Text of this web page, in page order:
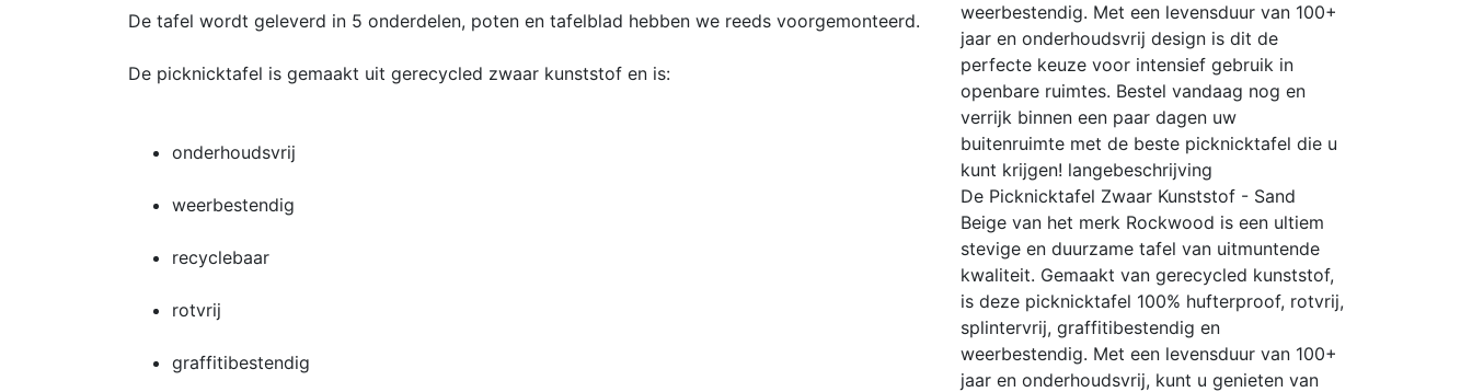
De tafel wordt geleverd in 5 onderdelen, poten en tafelblad hebben we reeds voorgemonteerd.
De picknicktafel is gemaakt uit gerecycled zwaar kunststof en is:
onderhoudsvrij
weerbestendig
recyclebaar
rotvrij
graffitibestendig
weerbestendig. Met een levensduur van 100+
jaar en onderhoudsvrij design is dit de
perfecte keuze voor intensief gebruik in
openbare ruimtes. Bestel vandaag nog en
verrijk binnen een paar dagen uw
buitenruimte met de beste picknicktafel die u
kunt krijgen! langebeschrijving
De Picknicktafel Zwaar Kunststof - Sand
Beige van het merk Rockwood is een ultiem
stevige en duurzame tafel van uitmuntende
kwaliteit. Gemaakt van gerecycled kunststof,
is deze picknicktafel 100% hufterproof, rotvrij,
splintervrij, graffitibestendig en
weerbestendig. Met een levensduur van 100+
jaar en onderhoudsvrij, kunt u genieten van